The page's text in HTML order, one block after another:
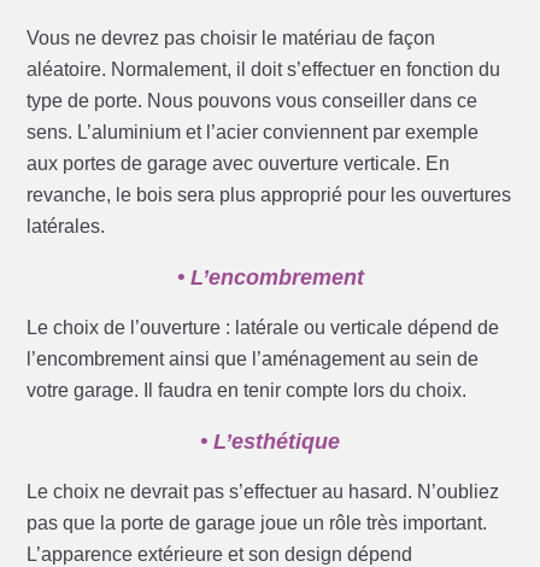
Vous ne devrez pas choisir le matériau de façon
aléatoire. Normalement, il doit s’effectuer en fonction du
type de porte. Nous pouvons vous conseiller dans ce
sens. L’aluminium et l’acier conviennent par exemple
aux portes de garage avec ouverture verticale. En
revanche, le bois sera plus approprié pour les ouvertures
latérales.
• L’encombrement
Le choix de l’ouverture : latérale ou verticale dépend de
l’encombrement ainsi que l’aménagement au sein de
votre garage. Il faudra en tenir compte lors du choix.
• L’esthétique
Le choix ne devrait pas s’effectuer au hasard. N’oubliez
pas que la porte de garage joue un rôle très important.
L’apparence extérieure et son design dépend